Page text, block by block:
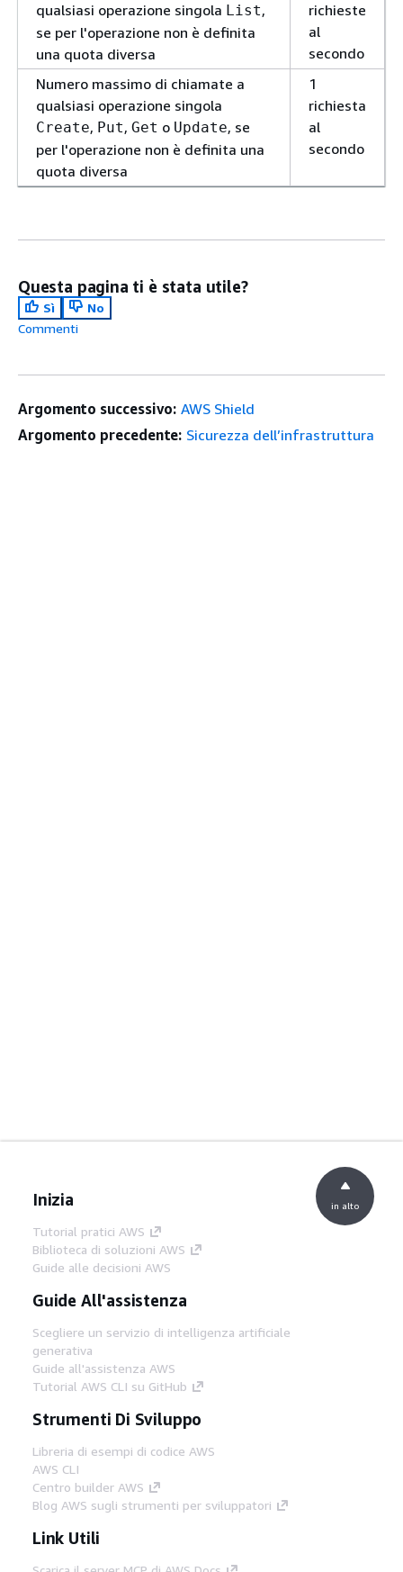
qualsiasi operazione singola List,
se per l'operazione non è definita
una quota diversa
richieste
al
secondo
Numero massimo di chiamate a
qualsiasi operazione singola
Create, Put, Get o Update, se
per l'operazione non è definita una
quota diversa
1
richiesta
al
secondo
Questa pagina ti è stata utile?
Sì
No
Commenti
Argomento successivo: AWS Shield
Argomento precedente: Sicurezza dell’infrastruttura
Inizia
Tutorial pratici AWS
Biblioteca di soluzioni AWS
Guide alle decisioni AWS
Guide All'assistenza
Scegliere un servizio di intelligenza artificiale
generativa
Guide all'assistenza AWS
Tutorial AWS CLI su GitHub
Strumenti Di Sviluppo
Libreria di esempi di codice AWS
AWS CLI
Centro builder AWS
Blog AWS sugli strumenti per sviluppatori
Link Utili
in alto